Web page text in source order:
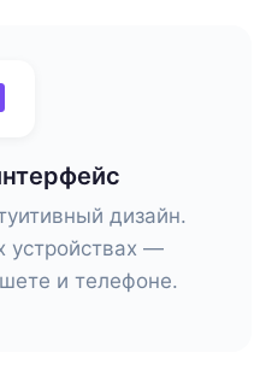
дизайн.
устройствах —
и телефоне.